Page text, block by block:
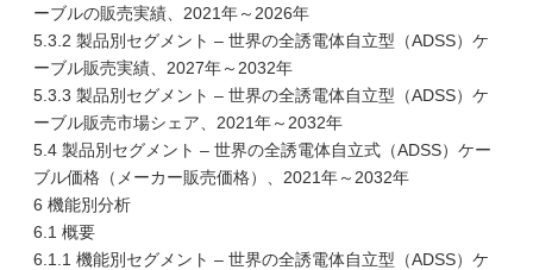
ーブルの販売実績、2021年～2026年
5.3.2 製品別セグメント – 世界の全誘電体自立型（ADSS）ケ
ーブル販売実績、2027年～2032年
5.3.3 製品別セグメント – 世界の全誘電体自立型（ADSS）ケ
ーブル販売市場シェア、2021年～2032年
5.4 製品別セグメント – 世界の全誘電体自立式（ADSS）ケー
ブル価格（メーカー販売価格）、2021年～2032年
6 機能別分析
6.1 概要
6.1.1 機能別セグメント – 世界の全誘電体自立型（ADSS）ケ